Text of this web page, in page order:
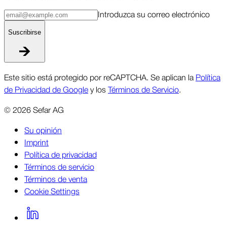
Intro­duzca su correo elec­trónico
Suscri­birse
Este sitio está protegido por reCAPTCHA. Se aplican la Política
de Privacidad de Googley los Términos de Servicio.
©2026Sefar AG
Su opinión
Imprint
Política de privacidad
Términos de servicio
Términos de venta
Cookie Settings